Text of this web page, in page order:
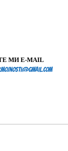
МИ E-MAIL